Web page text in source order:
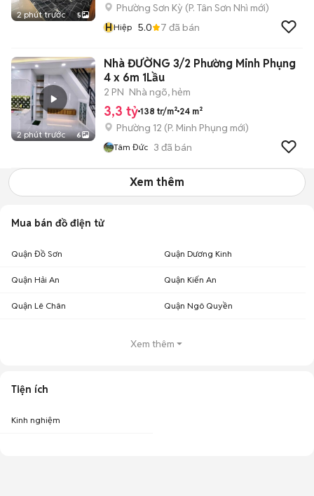
2 phút trước 5
Phường Sơn Kỳ (P. Tân Sơn Nhì mới)
HHiệp 5.0 7 đã bán
2 phút trước 6
Nhà ĐƯỜNG 3/2 Phường Minh Phụng
4 x 6m 1Lầu
2 PN Nhà ngõ, hẻm
3,3 tỷ 138 tr/m² 24 m²
Phường 12 (P. Minh Phụng mới)
Tâm Đức 3 đã bán
Xem thêm
Mua bán đồ điện tử
Quận Đồ Sơn Quận Dương Kinh
Quận Hải An Quận Kiến An
Quận Lê Chân Quận Ngô Quyền
Xem thêm
Tiện ích
Kinh nghiệm